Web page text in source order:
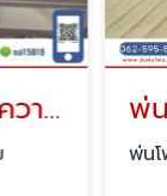
พ่นโฟมกันความร้อน นครสวรรค์
พ่น